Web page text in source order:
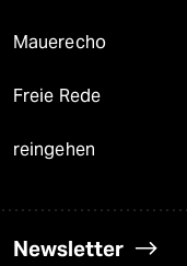
Mauerecho
Freie Rede
reingehen
Newsletter